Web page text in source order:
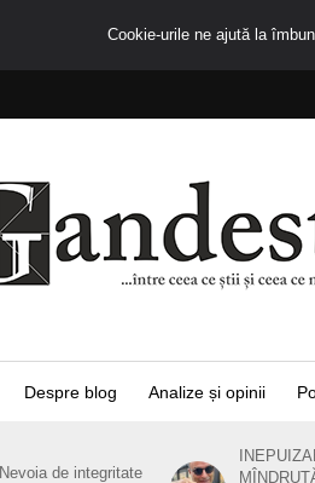
Despre blog Analize și opinii
Nevoia de integritate
Cookie-urile ne ajută la